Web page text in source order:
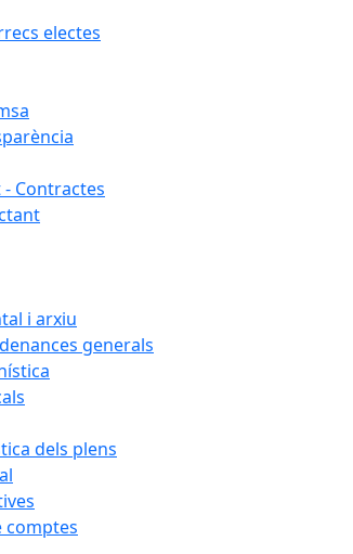
electes
Contractes
i arxiu
generals
dels plens
comptes